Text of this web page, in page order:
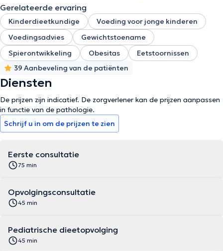
Gerelateerde ervaring
Kinderdieetkundige
Voeding voor jonge kinderen
Voedingsadvies
Gewichtstoename
Spierontwikkeling
Obesitas
Eetstoornissen
39 Aanbeveling van de patiënten
Diensten
De prijzen zijn indicatief. De zorgverlener kan de prijzen aanpassen
in functie van de pathologie.
Schrijf u in om de prijzen te zien
Eerste consultatie
75 min
Opvolgingsconsultatie
45 min
Pediatrische dieetopvolging
45 min